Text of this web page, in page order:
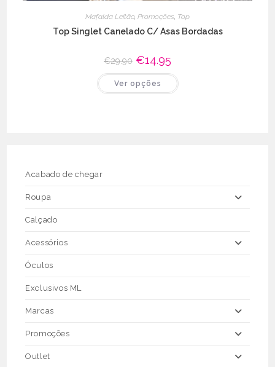
Mafalda Leitão, Promoções, Top
Top Singlet Canelado C/ Asas Bordadas
€29.90 O
preço
original
era:
€29.90.
€14.95
atual
é:
€14.95.
Ver opções
product
Acabado de chegar
Roupa
Calçado
Acessórios
Óculos
Exclusivos ML
Marcas
Promoções
Outlet